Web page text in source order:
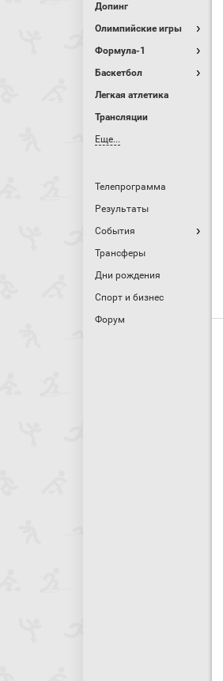
Допинг
Олимпийские игры
Формула-1
Баскетбол
Легкая атлетика
Трансляции
Еще...
Телепрограмма
Результаты
События
Трансферы
Дни рождения
Спорт и бизнес
Форум